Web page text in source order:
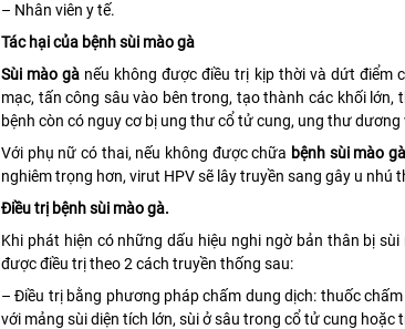
– Nhân viên y tế.
Tác hại của bệnh sùi mào gà
Sùi mào gà nếu không được điều trị kịp thời và dứt điểm
mạc, tấn công sâu vào bên trong, tạo thành các khối
bệnh còn có nguy cơ bị ung thư cổ tử cung, ung thư
Với phụ nữ có thai, nếu không được chữa bệnh sùi mào gà
nghiêm trọng hơn, virut HPV sẽ lây truyền sang gây u nhú
Điều trị bệnh sùi mào gà.
Khi phát hiện có những dấu hiệu nghi ngờ bản thân bị
được điều trị theo 2 cách truyền thống sau:
– Điều trị bằng phương pháp chấm dung dịch: thuốc
với mảng sùi diện tích lớn, sùi ở sâu trong cổ tử cung hoặc